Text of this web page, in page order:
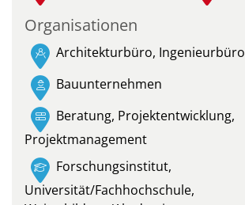
Organisationen
Architekturbüro, Ingenieurbüro
Bauunternehmen
Beratung, Projektentwicklung,
Projektmanagement
Forschungsinstitut,
Universität/Fachhochschule,